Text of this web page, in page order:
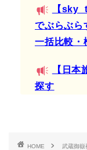
【
でぶらぶら
一括比較・
【日
探す
HOME 武蔵御嶽